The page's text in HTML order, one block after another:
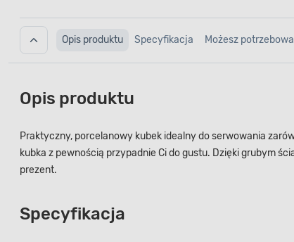
Opis produktu Specyfikacja Możesz
Opis produktu
Praktyczny, porcelanowy kubek idealny do serwowania
kubka z pewnością przypadnie Ci do gustu. Dzięki grubym
prezent.
Specyfikacja